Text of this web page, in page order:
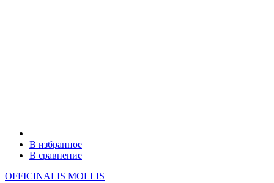
В избранное
В сравнение
OFFICINALIS MOLLIS